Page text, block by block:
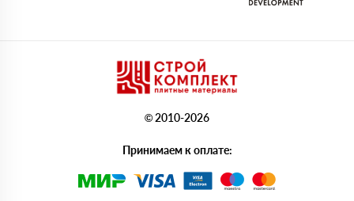
© 2010-2026
Принимаем к оплате: